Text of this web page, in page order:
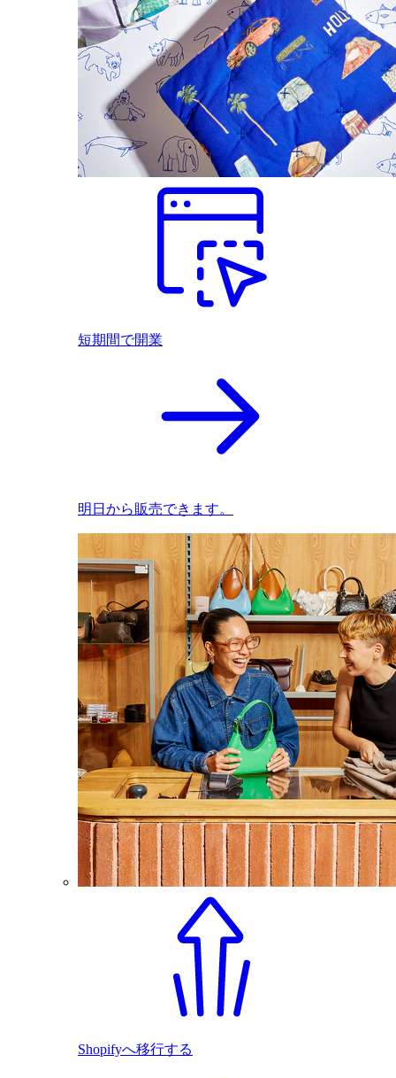
短期間で開業
明日から販売できます。
Shopifyへ移行する